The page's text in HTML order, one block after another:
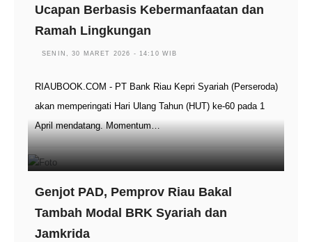
Ucapan Berbasis Kebermanfaatan dan
Ramah Lingkungan
SENIN, 30 MARET 2026 - 14:10 WIB
RIAUBOOK.COM - PT Bank Riau Kepri Syariah (Perseroda)
akan memperingati Hari Ulang Tahun (HUT) ke-60 pada 1
April mendatang. Momentum…
Genjot PAD, Pemprov Riau Bakal
Tambah Modal BRK Syariah dan
Jamkrida